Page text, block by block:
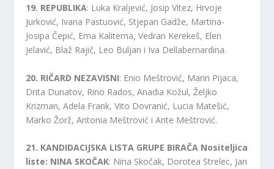
19. REPUBLIKA: Luka Kraljević, Josip Vitez, Hrvoje
Jurković, Ivana Pastuović, Stjepan Gadže, Martina-
Josipa Čepić, Ema Kaliterna, Vedran Kerekeš, Elen
Jelavić, Blaž Rajič, Leo Buljan i Iva Dellabernardina.
20. RIČARD NEZAVISNI: Enio Meštrović, Marin Pijaca,
Drita Dunatov, Rino Rados, Anadia Kožul, Željko
Krizman, Adela Frank, Vito Dovranić, Lucia Matešić,
Marko Žorž, Antonia Meštrović i Ante Meštrović.
21. KANDIDACIJSKA LISTA GRUPE BIRAČA Nositeljica
liste: NINA SKOČAK: Nina Skočak, Dorotea Strelec, Jan